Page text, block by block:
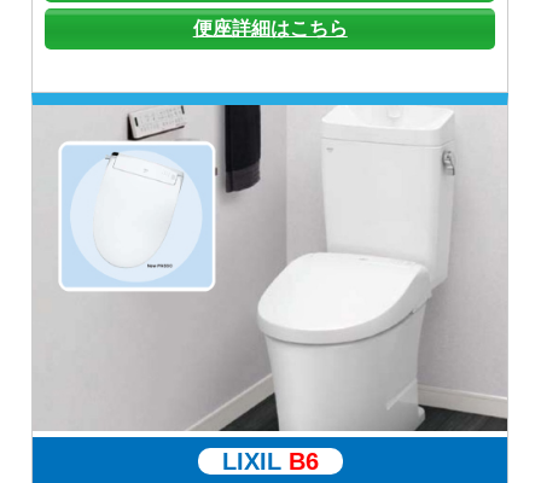
便座詳細はこちら
LIXIL B6